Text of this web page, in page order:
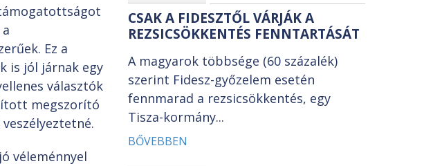
Ez a
is jól járnak egy
választók
megszorító
véleménnyel
CSAK A FIDESZTŐL VÁRJÁK A
REZSICSÖKKENTÉS FENNTARTÁSÁT
A magyarok többsége (60 százalék)
szerint Fidesz-győzelem esetén
fennmarad a rezsicsökkentés, egy
Tisza-kormány...
BŐVEBBEN